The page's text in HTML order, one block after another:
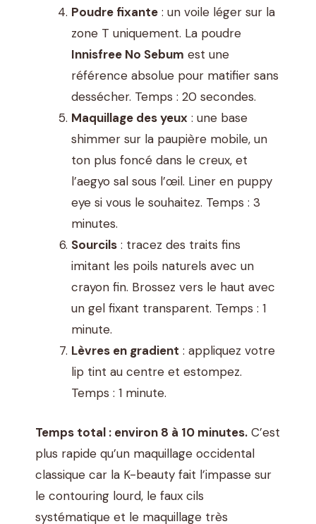
Poudre fixante : un voile léger sur la
zone T uniquement. La poudre
Innisfree No Sebum est une
référence absolue pour matifier sans
dessécher. Temps : 20 secondes.
Maquillage des yeux : une base
shimmer sur la paupière mobile, un
ton plus foncé dans le creux, et
l’aegyo sal sous l’œil. Liner en puppy
eye si vous le souhaitez. Temps : 3
minutes.
Sourcils : tracez des traits fins
imitant les poils naturels avec un
crayon fin. Brossez vers le haut avec
un gel fixant transparent. Temps : 1
minute.
Lèvres en gradient : appliquez votre
lip tint au centre et estompez.
Temps : 1 minute.
Temps total : environ 8 à 10 minutes. C’est
plus rapide qu’un maquillage occidental
classique car la K-beauty fait l’impasse sur
le contouring lourd, le faux cils
systématique et le maquillage très